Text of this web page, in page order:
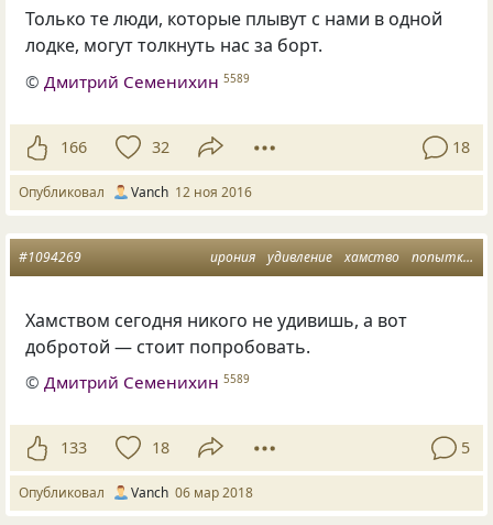
Только те люди, которые плывут с нами в одной
лодке, могут толкнуть нас за борт.
© Дмитрий Семенихин 5589
166 32 18
Опубликовал Vanch 12 ноя 2016
ирония удивление хамство попытка
#1094269
Хамством сегодня никого не удивишь, а вот
добротой — стоит попробовать.
©Дмитрий Семенихин 5589
133 18 5
Опубликовал Vanch 06 мар 2018